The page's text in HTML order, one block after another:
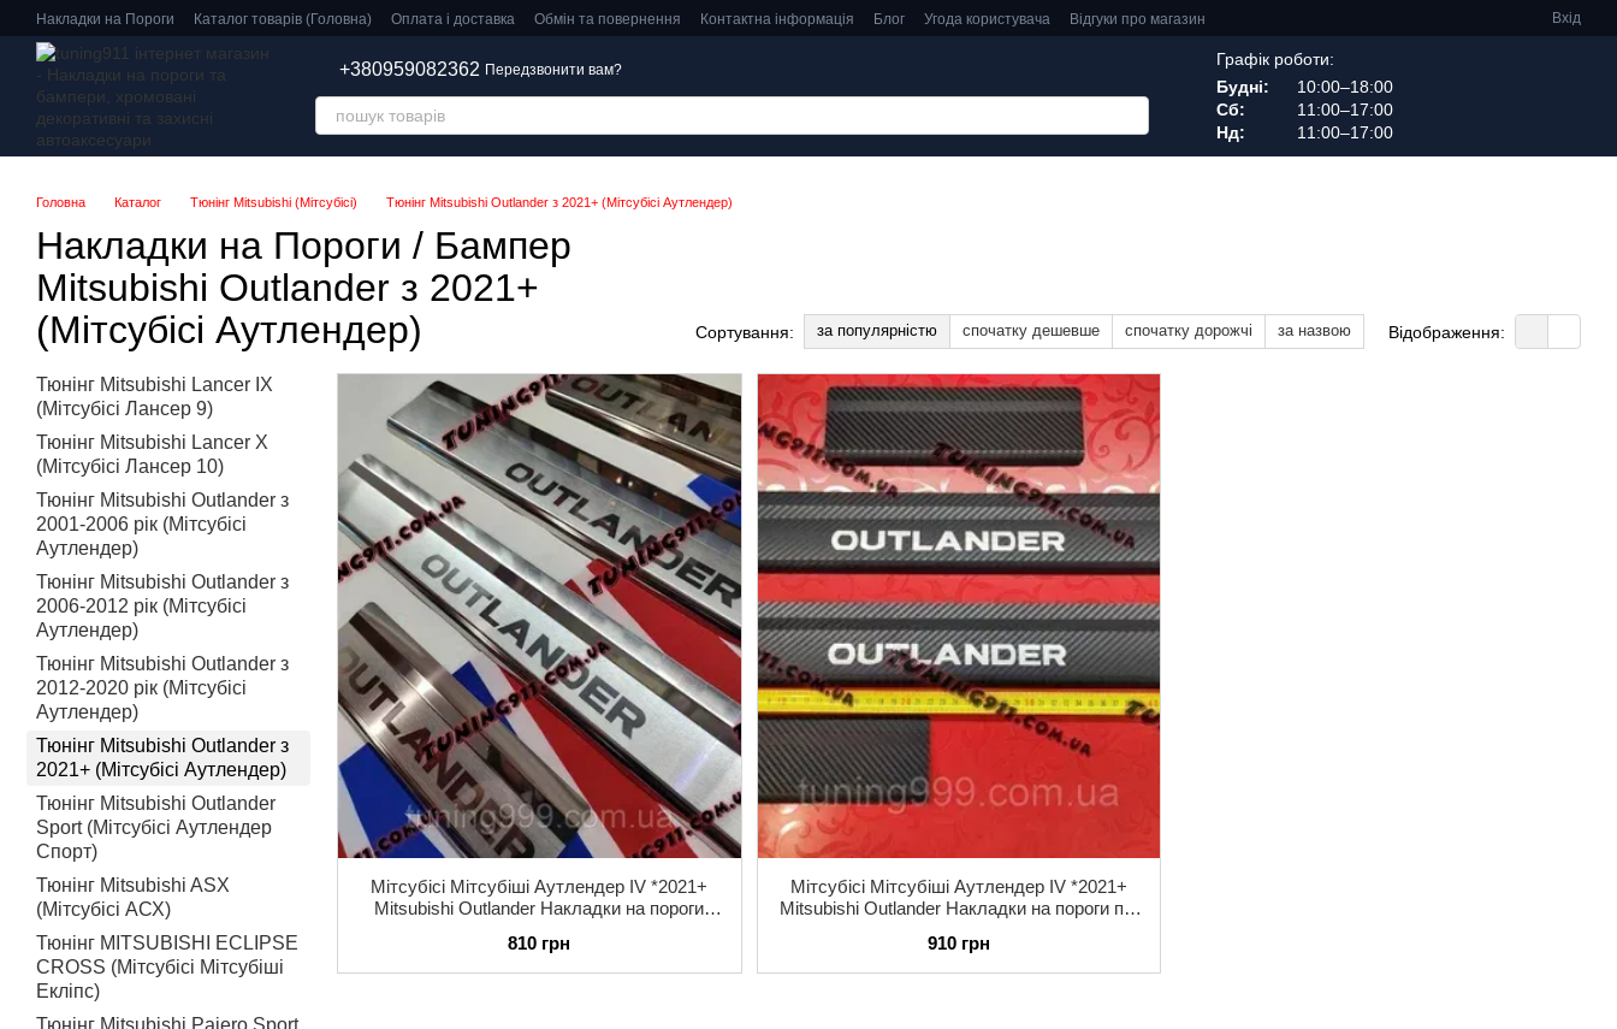
Перейти до основного контенту
Накладки на Пороги Каталог товарів (Головна) Оплата і доставка Обмін та повернення Контактна інформація Блог Угода користувача Відгуки про магазин Вхід
+380959082362 Передзвонити вам?
Графік роботи:
Будні:
10:00–18:00
Сб:
11:00–17:00
Нд:
11:00–17:00
Головна Каталог Тюнінг Mitsubishi (Мітсубісі) Тюнінг Mitsubishi Outlander з 2021+ (Мітсубісі Аутлендер)
Накладки на Пороги / Бампер
Mitsubishi Outlander з 2021+
(Мітсубісі Аутлендер)
Сортування: за популярністю спочатку дешевше спочатку дорожчі за назвою Відображення:
Мітсубісі Мітсубіші Аутлендер IV *2021+
Mitsubishi Outlander Накладки на пороги
810 грн
Мітсубісі Мітсубіші Аутлендер IV *2021+
Mitsubishi Outlander Накладки на пороги під
одиниці
910 грн
Тюнінг Mitsubishi Lancer IX
(Мітсубісі Лансер 9)
Тюнінг Mitsubishi Lancer X
(Мітсубісі Лансер 10)
Тюнінг Mitsubishi Outlander з
2001-2006 рік (Мітсубісі
Аутлендер)
Тюнінг Mitsubishi Outlander з
2006-2012 рік (Мітсубісі
Аутлендер)
Тюнінг Mitsubishi Outlander з
2012-2020 рік (Мітсубісі
Аутлендер)
Тюнінг Mitsubishi Outlander з
2021+ (Мітсубісі Аутлендер)
Тюнінг Mitsubishi Outlander
Sport (Мітсубісі Аутлендер
Спорт)
Тюнінг Mitsubishi ASX
(Мітсубісі АСХ)
Тюнінг MITSUBISHI ECLIPSE
CROSS (Мітсубісі Мітсубіші
Екліпс)
Тюнінг Mitsubishi Pajero Sport